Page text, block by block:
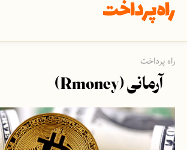
راه پرداخت
آرمانی (Rmoney)